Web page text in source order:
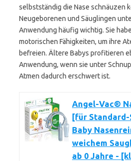
selbstständig die Nase schnäuzen
Neugeborenen und Säuglingen
Anwendung häufig wichtig. Sie
motorischen Fähigkeiten, um ihre
befreien. Ältere Babys profitieren
Anwendung, wenn sie unter
Atmen dadurch erschwert ist.
Angel-Vac®
[für
Baby
weichem
ab 0 Jahre -